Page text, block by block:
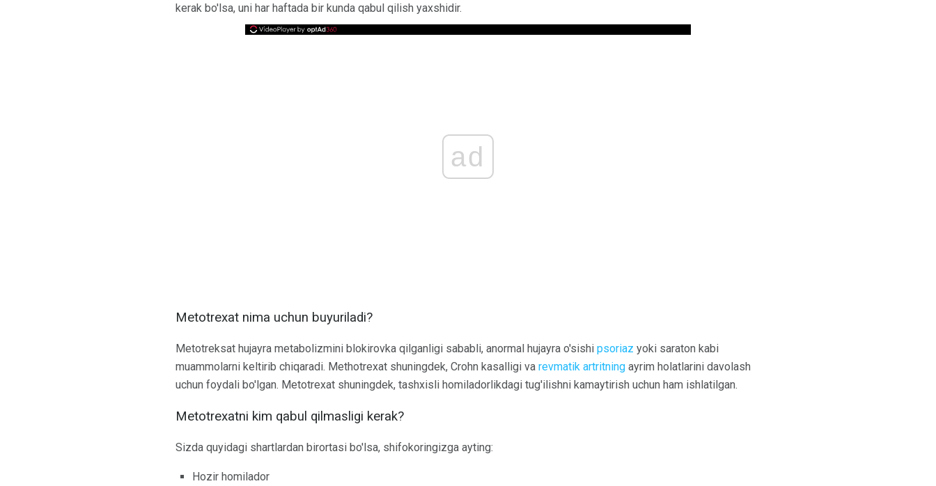
kerak bo'lsa, uni har haftada bir kunda qabul qilish yaxshidir.
ad
Metotrexat nima uchun buyuriladi?
Metotreksat hujayra metabolizmini blokirovka qilganligi sababli, anormal hujayra o'sishi psoriaz yoki saraton kabi
muammolarni keltirib chiqaradi. Methotrexat shuningdek, Crohn kasalligi va revmatik artritning ayrim holatlarini davolash
uchun foydali bo'lgan. Metotrexat shuningdek, tashxisli homiladorlikdagi tug'ilishni kamaytirish uchun ham ishlatilgan.
Metotrexatni kim qabul qilmasligi kerak?
Sizda quyidagi shartlardan birortasi bo'lsa, shifokoringizga ayting:
Hozir homilador